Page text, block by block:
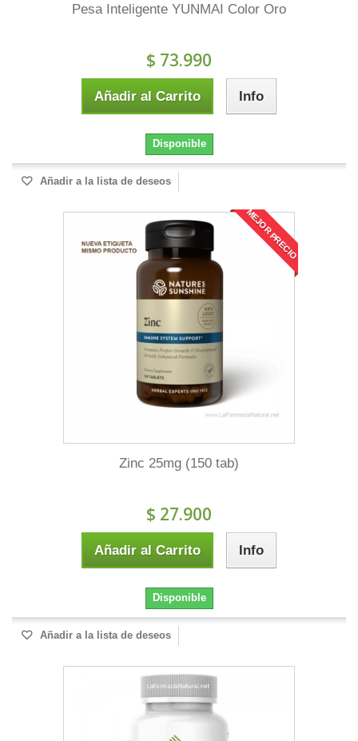
Pesa Inteligente YUNMAI Color Oro
$ 73.990
Añadir al Carrito Info
Disponible
Añadir a la lista de deseos
MEJOR PRECIO
Zinc 25mg (150 tab)
$ 27.900
Añadir al Carrito Info
Disponible
Añadir a la lista de deseos